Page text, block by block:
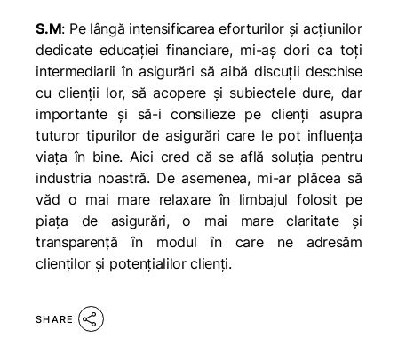
S.M: Pe lângă intensificarea eforturilor şi acţiunilor
dedicate educaţiei financiare, mi-aş dori ca toţi
intermediarii în asigurări să aibă discuţii deschise
cu clienţii lor, să acopere şi subiectele dure, dar
importante şi să-i consilieze pe clienţi asupra
tuturor tipurilor de asigurări care le pot influenţa
viaţa în bine. Aici cred că se află soluţia pentru
industria noastră. De asemenea, mi-ar plăcea să
văd o mai mare relaxare în limbajul folosit pe
piața de asigurări, o mai mare claritate și
transparență în modul în care ne adresăm
clienților și potențialilor clienți.
SHARE